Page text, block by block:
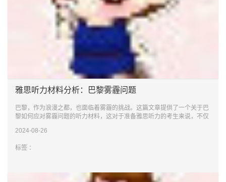
雅思听力材料分析：巴黎雾霾问题
巴黎，作为浪漫之都，也面临着雾霾的挑战。这篇文章提供了一个关于巴
黎如何应对雾霾问题的听力材料，这对于准备雅思听力的考生来说，不仅
2024-08-26
标签 ：